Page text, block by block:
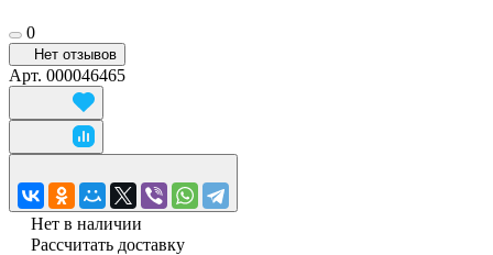
0
Нет отзывов
Арт. 000046465
Нет в наличии
Рассчитать доставку